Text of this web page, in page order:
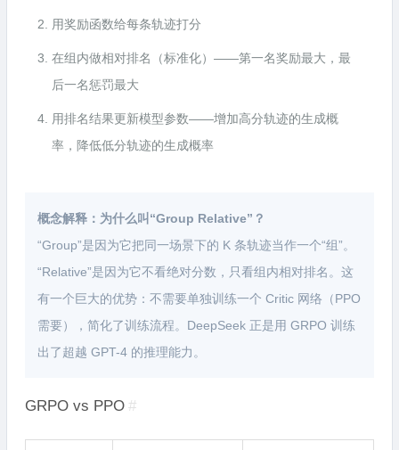
用奖励函数给每条轨迹打分
在组内做相对排名（标准化）——第一名奖励最大，最
后一名惩罚最大
用排名结果更新模型参数——增加高分轨迹的生成概
率，降低低分轨迹的生成概率
概念解释：为什么叫“Group Relative”？
“Group”是因为它把同一场景下的 K 条轨迹当作一个“组”。
“Relative”是因为它不看绝对分数，只看组内相对排名。这
有一个巨大的优势：不需要单独训练一个 Critic 网络（PPO
需要），简化了训练流程。DeepSeek 正是用 GRPO 训练
出了超越 GPT-4 的推理能力。
GRPO vs PPO #